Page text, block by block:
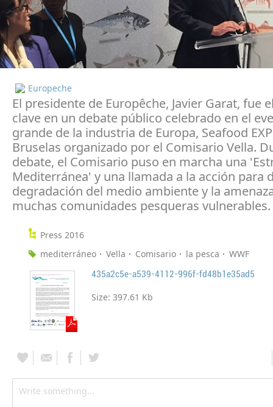
Europeche
El presidente de Europêche, Javier Garat, fue
clave en un debate público celebrado en el
grande de la industria de Europa, Seafood
Bruselas organizado por el Comisario Vella.
debate, el Comisario puso en marcha una
Mediterránea' y una llamada a la acción para
degradación del medio ambiente y la
muchas comunidades pesqueras vulnerables.
Press 2016
mediterráneo
Vella Comisario la pesca WWF
435a2c5e-a539-4112-996f-fd48b1e35ad5
Size: 397.61 Kb